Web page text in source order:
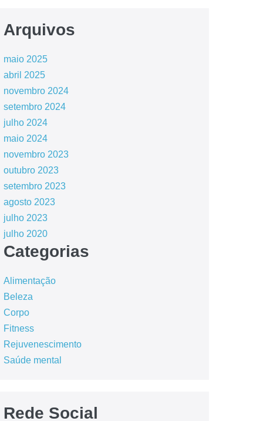
Arquivos
maio 2025
abril 2025
novembro 2024
setembro 2024
julho 2024
maio 2024
novembro 2023
outubro 2023
setembro 2023
agosto 2023
julho 2023
julho 2020
Categorias
Alimentação
Beleza
Corpo
Fitness
Rejuvenescimento
Saúde mental
Rede Social